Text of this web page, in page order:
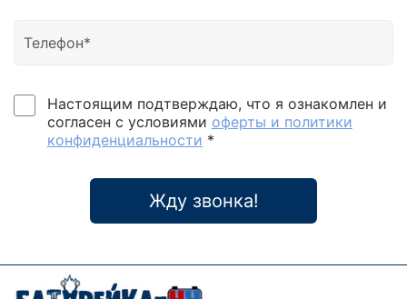
Настоящим подтверждаю, что я ознакомлен и
согласен с условиями оферты и политики
конфиденциальности *
Жду звонка!